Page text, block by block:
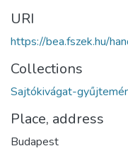
URI
https://bea.fszek.hu/
Collections
Sajtókivágat-
Place, address
Budapest